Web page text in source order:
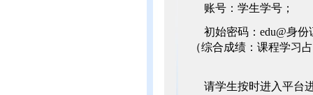
账号：学生学号；
初始密码：edu@身份
（综合成绩：课程学习
请学生按时进入平台